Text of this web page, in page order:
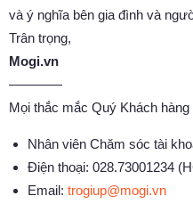
và ý nghĩa bên gia đình và
Trân trọng,
Mogi.vn
————
Mọi thắc mắc Quý Khách hàng
Nhân viên Chăm sóc tài
Điện thoại: 028.73001234
Email: trogiup@mogi.vn